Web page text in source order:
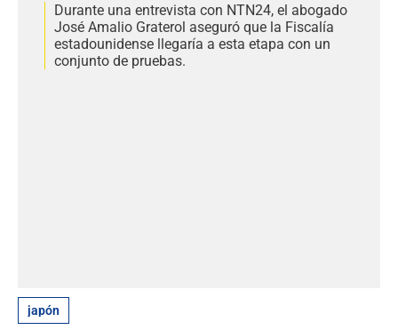
Durante una entrevista con NTN24, el abogado
José Amalio Graterol aseguró que la Fiscalía
estadounidense llegaría a esta etapa con un
conjunto de pruebas.
japón